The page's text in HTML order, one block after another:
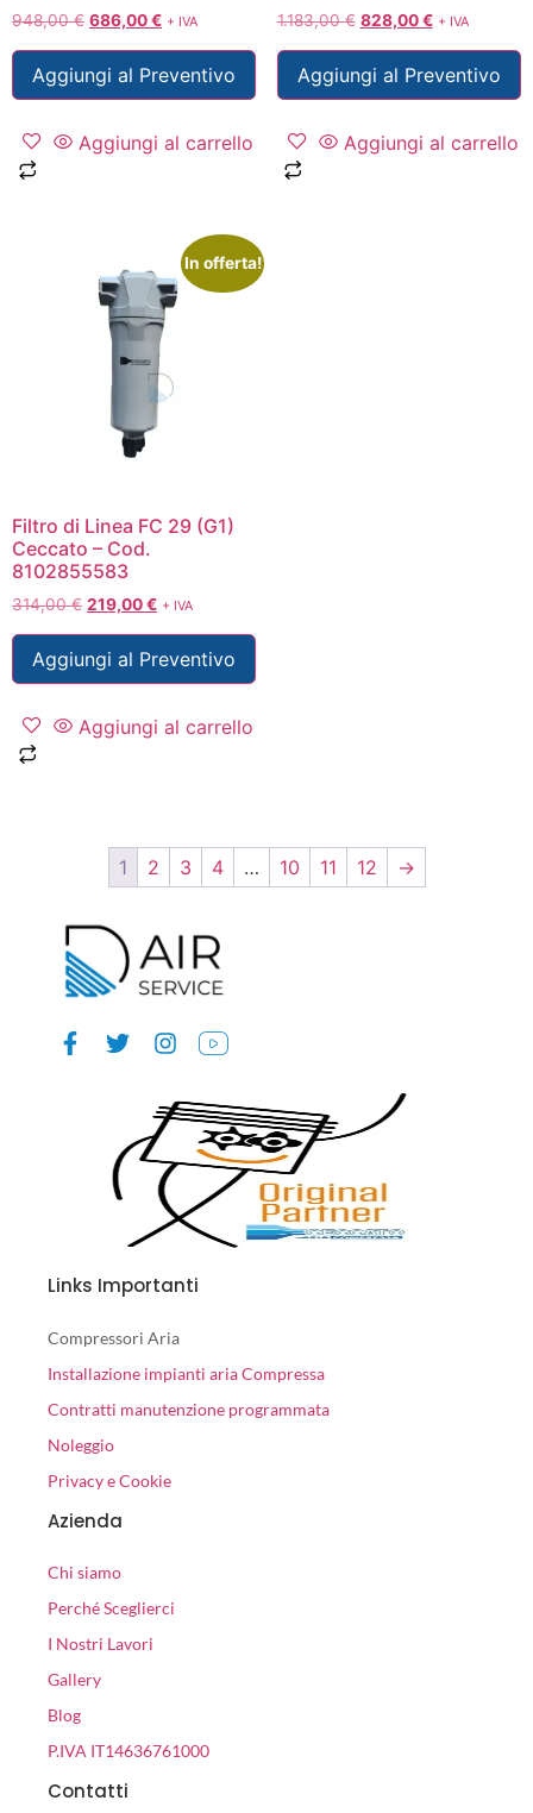
948,00€ 686,00€ + IVA
Aggiungi al Preventivo
Aggiungi al carrello
1.183,00€ 828,00€ + IVA
Aggiungi al Preventivo
Aggiungi al carrello
In offerta!
Filtro di Linea FC 29 (G1)
Ceccato – Cod.
8102855583
314,00€ 219,00€ + IVA
Aggiungi al Preventivo
Aggiungi al carrello
1 2 3 4 … 10 11 12 →
Links Importanti
Compressori Aria
Installazione impianti aria Compressa
Contratti manutenzione programmata
Noleggio
Privacy e Cookie
Azienda
Chi siamo
Perché Sceglierci
I Nostri Lavori
Gallery
Blog
P.IVA IT14636761000
Contatti